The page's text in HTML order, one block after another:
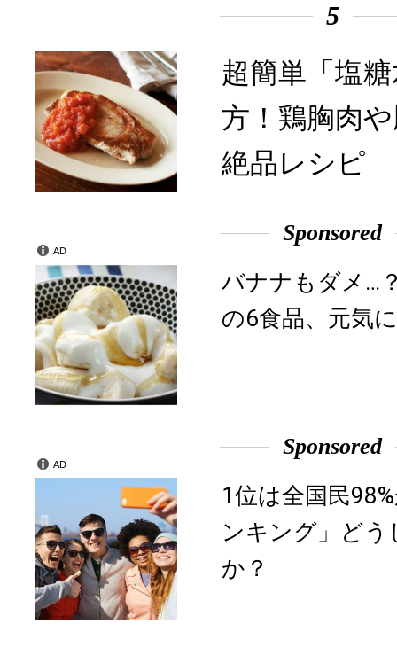
5
超簡単「塩
方！鶏胸肉
絶品レシピ
Sponsored
バナナもダメ…
の6食品、元気
AD
Sponsored
1位は全国民
ンキング」ど
か？
AD